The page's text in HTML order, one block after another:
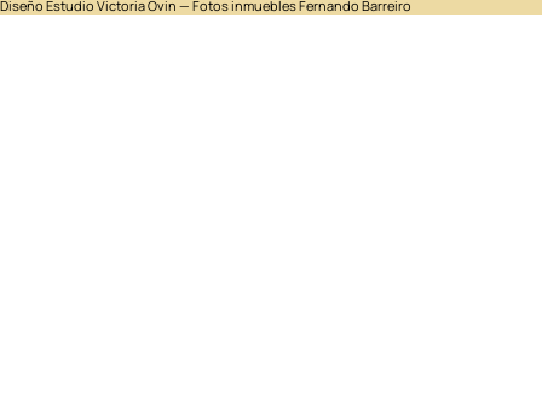
Diseño Estudio Victoria Ovin — Fotos inmuebles Fernando Barreiro